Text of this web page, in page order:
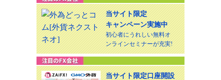
当サイト限定
キャンペーン実施中
初心者にうれしい無料オ
ンラインセミナーが充実!
当サイト限定口座開設